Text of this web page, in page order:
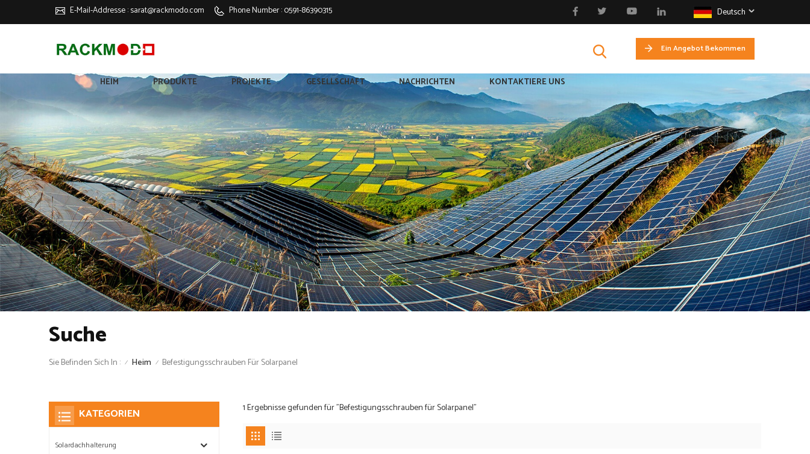
E-Mail-Addresse :sarat@rackmodo.com Phone Number :0591-86390315 Deutsch
Ein Angebot Bekommen
HEIM PRODUKTE PROJEKTE GESELLSCHAFT NACHRICHTEN KONTAKTIERE UNS
Suche
Sie Befinden Sich In : / Heim / Befestigungsschrauben Für Solarpanel
1 Ergebnisse gefunden für "Befestigungsschrauben für Solarpanel"
KATEGORIEN
Solardachhalterung